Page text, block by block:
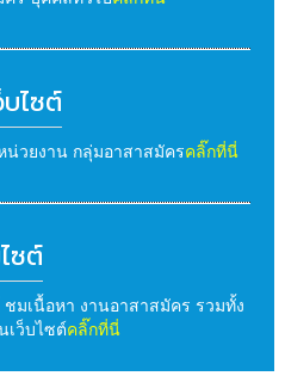
บไซต์
น่วยงาน กลุ่มอาสาสมัครคลิ๊กที่นี่
ซต์
ชมเนื้อหา งานอาสาสมัคร รวมทั้ง
เว็บไซต์คลิ๊กที่นี่